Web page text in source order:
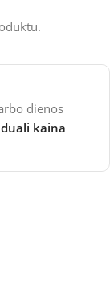
dienos
kaina